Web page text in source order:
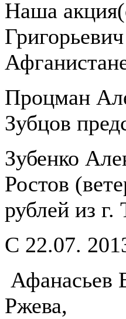
Наша
Процман
Зубцов
Зубенко
Ростов
рублей из г.
C 22.07.
Афанасьев
Ржева,